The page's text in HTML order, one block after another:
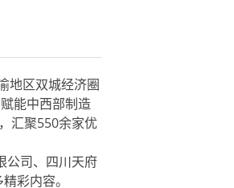
地区双城经济圈
能中西部制造
汇聚550余家优
司、四川天府
彩内容。